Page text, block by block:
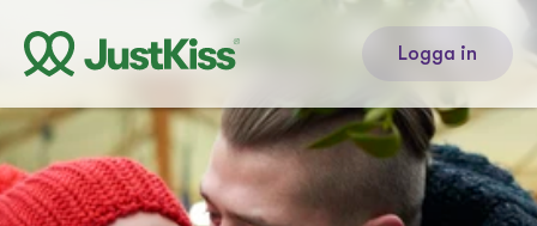
Logga in